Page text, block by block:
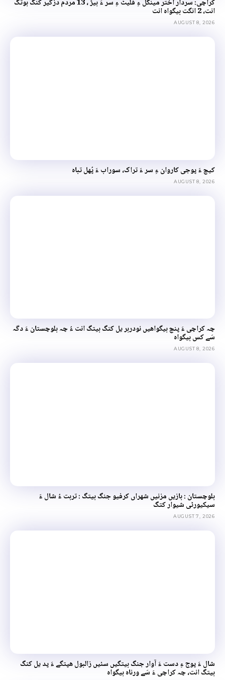
کراچی: سردار اختر مینگل ءِ فلیٹ ءِ سر ءَ بیڑ ، 13 مردم دزگیر کنگ بوتگ
انت، 2 انگت بیگواہ انت
AUGUST 8, 2026
کیچ ءَ پوجی کاروان ءِ سر ءَ تراک، سوراب ءَ پُھل تباہ
AUGUST 8, 2026
چہ کراچی ءَ پنچ بیگواھیں نودربر یل کنگ بیتگ انت ءُ چہ بلوچستان ءَ دگہ
سَے کس بیگواہ
AUGUST 8, 2026
بلوچستان : بازیں مزنیں شھراں کرفیو جنگ بیتگ : تربت ءُ شال ءَ
سیکیورٹی شیوار کتگ
AUGUST 7, 2026
شال ءَ پوج ءِ دست ءَ آوار جنگ بیتگیں سئیں زالبول ھپتگے ءَ پد یل کنگ
بیتگ انت، چہ کراچی ءَ سَے ورناہ بیگواہ